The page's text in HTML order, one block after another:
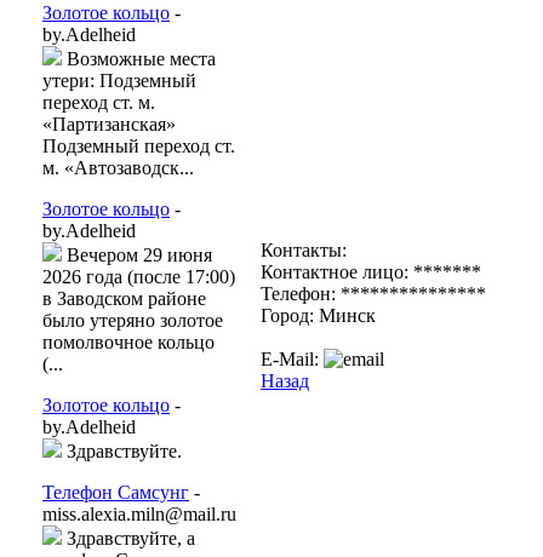
Золотое кольцо -
by.Adelheid
Возможные места
утери: Подземный
переход ст. м.
«Партизанская»
Подземный переход ст.
м. «Автозаводск...
Золотое кольцо -
by.Adelheid
Вечером 29 июня
2026 года (после 17:00)
в Заводском районе
было утеряно золотое
помолвочное кольцо
(...
Золотое кольцо -
by.Adelheid
Здравствуйте.
Телефон Самсунг -
miss.alexia.miln@mail.ru
Здравствуйте, а
Контакты:
Контактное лицо: *******
Телефон: ***************
Город: Минск
E-Mail:
Назад